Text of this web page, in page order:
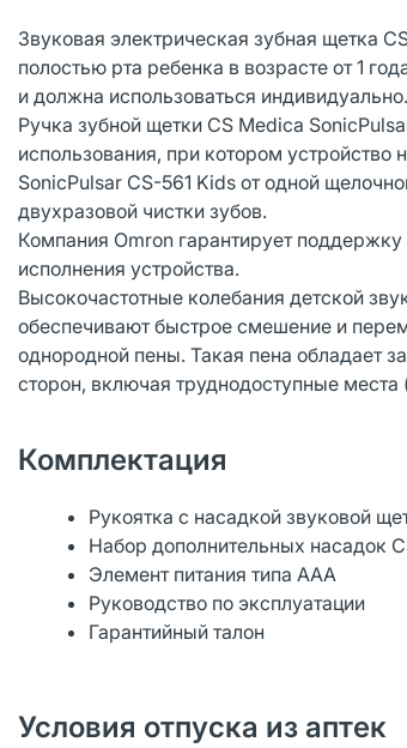
Звуковая электрическая зубная щетка
полостью рта ребенка в возрасте от 1
и должна использоваться индивидуально.
Ручка зубной щетки CS Medica
использования, при котором
SonicPulsar CS-561 Kids от одной
двухразовой чистки зубов.
Компания Omron гарантирует
исполнения устройства.
Высокочастотные колебания детской
обеспечивают быстрое смешение и
однородной пены. Такая пена обладает
сторон, включая труднодоступные
Комплектация
Рукоятка с насадкой звуковой
Набор дополнительных насадок
Элемент питания типа AAA
Руководство по эксплуатации
Гарантийный талон
Условия отпуска из аптек